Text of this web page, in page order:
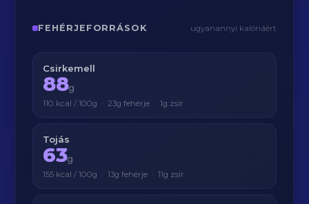
FEHÉRJEFORRÁSOK ugyanannyi kalóriáért
Csirkemell
88g
110 kcal / 100g · 23g fehérje · 1g zsír
Tojás
63g
155 kcal / 100g · 13g fehérje · 11g zsír